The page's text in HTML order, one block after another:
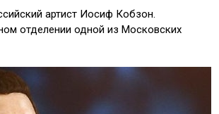
артист Иосиф Кобзон.
отделении одной из Московских